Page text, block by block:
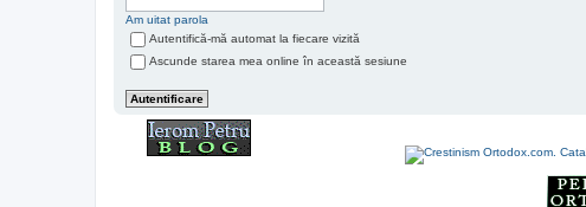
Am uitat parola
Autentifică-mă automat la fiecare vizită
Ascunde starea mea online în această sesiune